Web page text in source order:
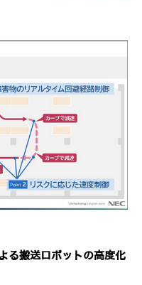
る搬送ロボットの高度化